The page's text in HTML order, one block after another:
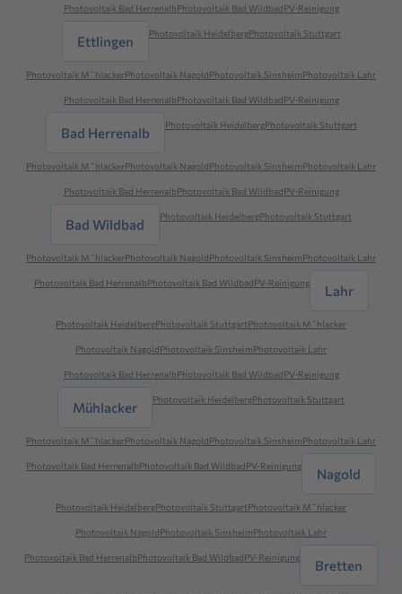
Photovoltaik Bad HerrenalbPhotovoltaik Bad WildbadPV-Reinigung
Ettlingen Photovoltaik HeidelbergPhotovoltaik Stuttgart
Photovoltaik M˜hlackerPhotovoltaik NagoldPhotovoltaik SinsheimPhotovoltaik Lahr
Photovoltaik Bad HerrenalbPhotovoltaik Bad WildbadPV-Reinigung
Bad Herrenalb Photovoltaik HeidelbergPhotovoltaik Stuttgart
Photovoltaik M˜hlackerPhotovoltaik NagoldPhotovoltaik SinsheimPhotovoltaik Lahr
Photovoltaik Bad HerrenalbPhotovoltaik Bad WildbadPV-Reinigung
Bad Wildbad Photovoltaik HeidelbergPhotovoltaik Stuttgart
Photovoltaik M˜hlackerPhotovoltaik NagoldPhotovoltaik SinsheimPhotovoltaik Lahr
Photovoltaik Bad HerrenalbPhotovoltaik Bad WildbadPV-Reinigung Lahr
Photovoltaik HeidelbergPhotovoltaik StuttgartPhotovoltaik M˜hlacker
Photovoltaik NagoldPhotovoltaik SinsheimPhotovoltaik Lahr
Photovoltaik Bad HerrenalbPhotovoltaik Bad WildbadPV-Reinigung
Mühlacker Photovoltaik HeidelbergPhotovoltaik Stuttgart
Photovoltaik M˜hlackerPhotovoltaik NagoldPhotovoltaik SinsheimPhotovoltaik Lahr
Photovoltaik Bad HerrenalbPhotovoltaik Bad WildbadPV-Reinigung Nagold
Photovoltaik HeidelbergPhotovoltaik StuttgartPhotovoltaik M˜hlacker
Photovoltaik NagoldPhotovoltaik SinsheimPhotovoltaik Lahr
Photovoltaik Bad HerrenalbPhotovoltaik Bad WildbadPV-Reinigung Bretten